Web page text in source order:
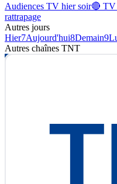
Audiences TV hier soir🔴 TV
rattrapage
Autres jours
Hier7Aujourd'hui8Demain9
Autres chaînes TNT